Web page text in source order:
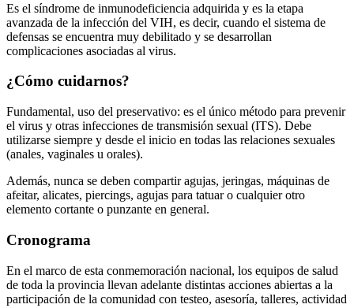
Es el síndrome de inmunodeficiencia adquirida y es la etapa
avanzada de la infección del VIH, es decir, cuando el sistema de
defensas se encuentra muy debilitado y se desarrollan
complicaciones asociadas al virus.
¿Cómo cuidarnos?
Fundamental, uso del preservativo: es el único método para prevenir
el virus y otras infecciones de transmisión sexual (ITS). Debe
utilizarse siempre y desde el inicio en todas las relaciones sexuales
(anales, vaginales u orales).
Además, nunca se deben compartir agujas, jeringas, máquinas de
afeitar, alicates, piercings, agujas para tatuar o cualquier otro
elemento cortante o punzante en general.
Cronograma
En el marco de esta conmemoración nacional, los equipos de salud
de toda la provincia llevan adelante distintas acciones abiertas a la
participación de la comunidad con testeo, asesoría, talleres, actividad